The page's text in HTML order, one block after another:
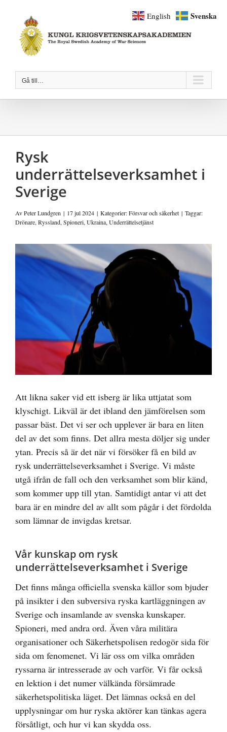
innehållet
Gå till…
Rysk
underrättelseverksamhet i
Sverige
AvPeter Lundgren | 17 jul 2024 | Kategorier:Försvar och säkerhet | Taggar:
Drönare,Ryssland,Spioneri,Ukraina,Underrättelsetjänst
Visa
större
Att likna saker vid ett isberg är lika uttjatat som
klyschigt. Likväl är det ibland den jämförelsen som
passar bäst. Det vi ser och upplever är bara en liten
del av det som finns. Det allra mesta döljer sig under
ytan. Precis så är det när vi försöker få en bild av
rysk underrättelseverksamhet i Sverige. Vi måste
utgå ifrån de fall och den verksamhet som blir känd,
som kommer upp till ytan. Samtidigt antar vi att det
bara är en mindre del av allt som pågår i det fördolda
som lämnar de invigdas kretsar.
Vår kunskap om rysk
underrättelseverksamhet i Sverige
Det finns många officiella svenska källor som bjuder
på insikter i den subversiva ryska kartläggningen av
Sverige och insamlande av svenska kunskaper.
Spioneri, med andra ord. Även våra militära
organisationer och Säkerhetspolisen redogör sida för
sida om fenomenet. Vi lär oss om vilka områden
ryssarna är intresserade av och varför. Vi får också
en lektion i det numer välkända försämrade
säkerhetspolitiska läget. Det lämnas också en del
upplysningar om hur ryska aktörer kan tänkas agera
försåtligt, och hur vi kan skydda oss.
English Svenska